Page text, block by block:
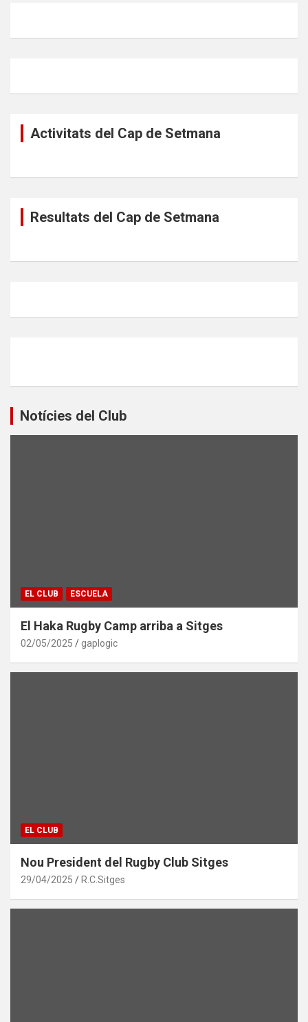
Activitats del Cap de Setmana
Resultats del Cap de Setmana
Notícies del Club
EL CLUB ESCUELA
El Haka Rugby Camp arriba a Sitges
02/05/2025 gaplogic
EL CLUB
Nou President del Rugby Club Sitges
29/04/2025 R.C.Sitges